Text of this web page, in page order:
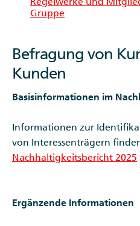
Gruppe
Befragung von
Kunden
Basisinformationen im
Informationen zur
von Interessenträgern
Nachhaltigkeitsbericht 2025
Ergänzende Informationen